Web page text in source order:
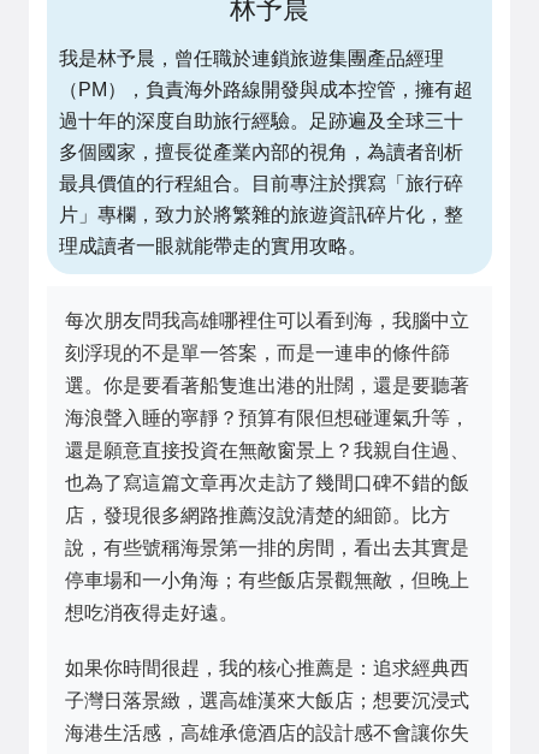
林予晨
我是林予晨，曾任職於連鎖旅遊集團產品經理
（PM），負責海外路線開發與成本控管，擁有超
過十年的深度自助旅行經驗。足跡遍及全球三十
多個國家，擅長從產業內部的視角，為讀者剖析
最具價值的行程組合。目前專注於撰寫「旅行碎
片」專欄，致力於將繁雜的旅遊資訊碎片化，整
理成讀者一眼就能帶走的實用攻略。
每次朋友問我高雄哪裡住可以看到海，我腦中立
刻浮現的不是單一答案，而是一連串的條件篩
選。你是要看著船隻進出港的壯闊，還是要聽著
海浪聲入睡的寧靜？預算有限但想碰運氣升等，
還是願意直接投資在無敵窗景上？我親自住過、
也為了寫這篇文章再次走訪了幾間口碑不錯的飯
店，發現很多網路推薦沒說清楚的細節。比方
說，有些號稱海景第一排的房間，看出去其實是
停車場和一小角海；有些飯店景觀無敵，但晚上
想吃消夜得走好遠。
如果你時間很趕，我的核心推薦是：追求經典西
子灣日落景緻，選高雄漢來大飯店 ；想要沉浸式
海港生活感， 高雄承億酒店的設計感不會讓你失